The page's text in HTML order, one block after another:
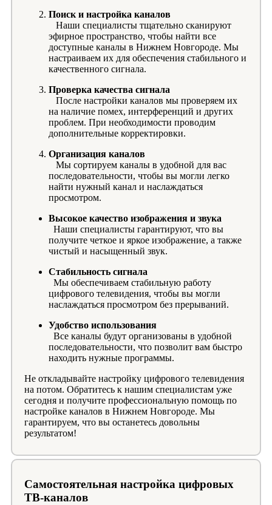
Поиск и настройка каналов
Наши специалисты тщательно сканируют
эфирное пространство, чтобы найти все
доступные каналы в Нижнем Новгороде. Мы
настраиваем их для обеспечения стабильного и
качественного сигнала.
Проверка качества сигнала
После настройки каналов мы проверяем их
на наличие помех, интерференций и других
проблем. При необходимости проводим
дополнительные корректировки.
Организация каналов
Мы сортируем каналы в удобной для вас
последовательности, чтобы вы могли легко
найти нужный канал и наслаждаться
просмотром.
Высокое качество изображения и звука
Наши специалисты гарантируют, что вы
получите четкое и яркое изображение, а также
чистый и насыщенный звук.
Стабильность сигнала
Мы обеспечиваем стабильную работу
цифрового телевидения, чтобы вы могли
наслаждаться просмотром без прерываний.
Удобство использования
Все каналы будут организованы в удобной
последовательности, что позволит вам быстро
находить нужные программы.
Не откладывайте настройку цифрового телевидения
на потом. Обратитесь к нашим специалистам уже
сегодня и получите профессиональную помощь по
настройке каналов в Нижнем Новгороде. Мы
гарантируем, что вы останетесь довольны
результатом!
Самостоятельная настройка цифровых
ТВ-каналов